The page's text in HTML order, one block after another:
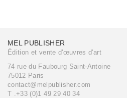
MEL PUBLISHER
Édition et vente d'œuvres d'art
74 rue du Faubourg Saint-Antoine
75012 Paris
contact@melpublisher.com
T .+33 (0)1 49 29 40 34